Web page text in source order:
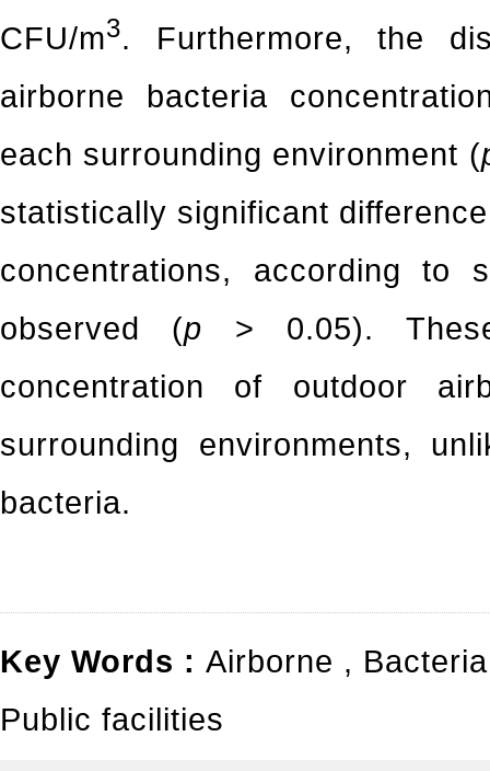
CFU/m3. Furthermore, the
airborne bacteria
each surrounding environment (
statistically significant
concentrations, according to
observed (p > 0.05).
concentration of outdoor
surrounding environments,
bacteria.
Key Words : Airborne ,
Public facilities